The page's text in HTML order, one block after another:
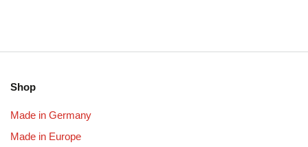
Shop
Made in Germany
Made in Europe